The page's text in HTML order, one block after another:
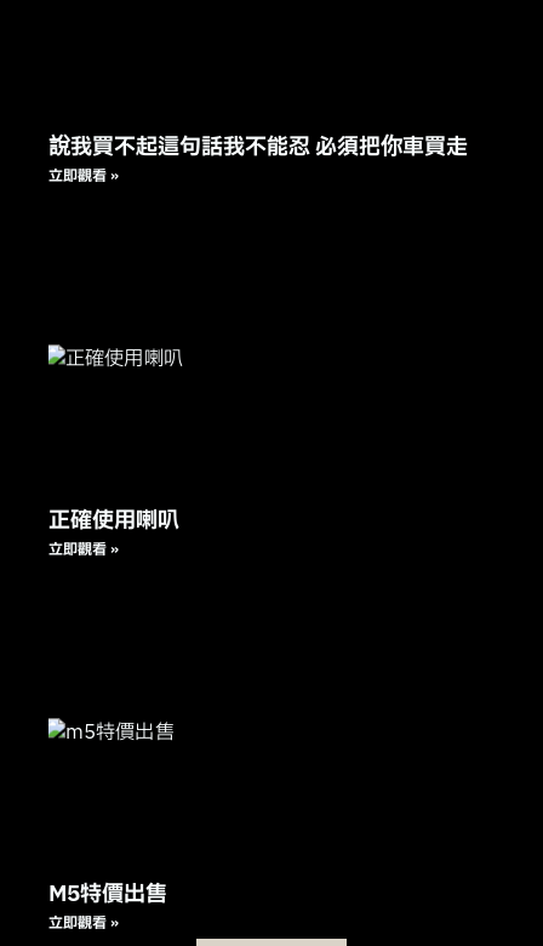
說我買不起這句話我不能忍 必須把你車買走
立即觀看 »
正確使用喇叭
立即觀看 »
M5特價出售
立即觀看 »